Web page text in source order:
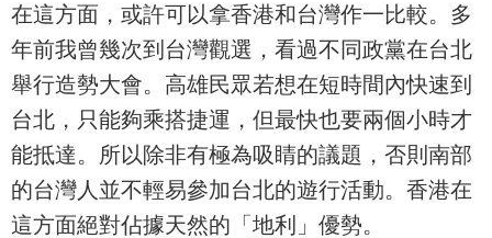
在這方面，或許可以拿香港和台灣作一比較。多
年前我曾幾次到台灣觀選，看過不同政黨在台北
舉行造勢大會。高雄民眾若想在短時間內快速到
台北，只能夠乘搭捷運，但最快也要兩個小時才
能抵達。所以除非有極為吸睛的議題，否則南部
的台灣人並不輕易參加台北的遊行活動。香港在
這方面絕對佔據天然的「地利」優勢。